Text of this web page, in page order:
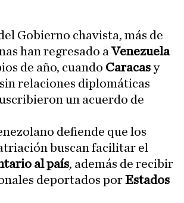
Gobierno chavista, más de
han regresado aVenezuela
de año, cuando Caracasy
relaciones diplomáticas
un acuerdo de
defiende que los
buscan facilitar el
al país, además de recibir
deportados porEstados